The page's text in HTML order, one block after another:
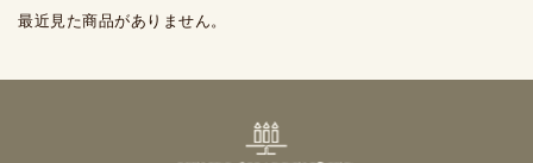
最近見た商品がありません。